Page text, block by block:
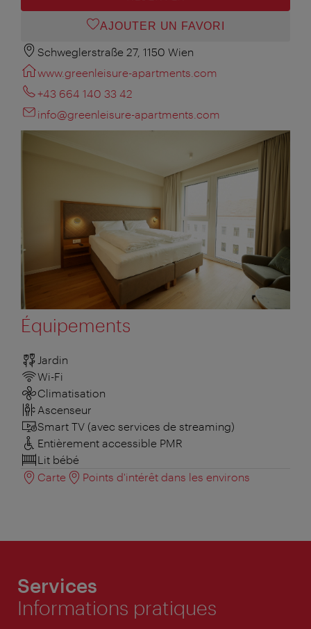
AJOUTER UN FAVORI
Schweglerstraße 27, 1150 Wien
www.greenleisure-apartments.com
+43 664 140 33 42
info@greenleisure-apartments.com
Équipements
Jardin
Wi-Fi
Climatisation
Ascenseur
Smart TV (avec services de streaming)
Entièrement accessible PMR
Lit bébé
Carte
Points d'intérêt dans les environs
Services
Informations pratiques